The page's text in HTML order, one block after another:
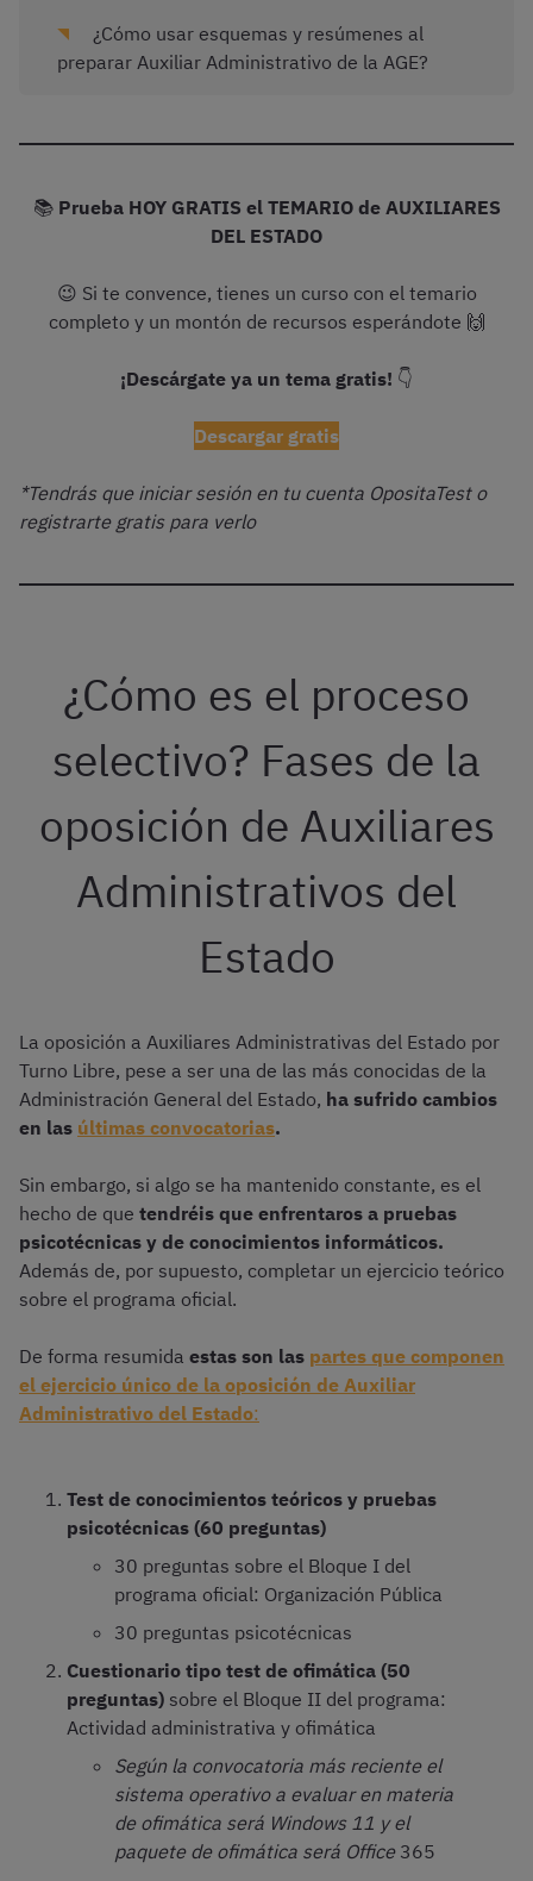
¿Cómo usar esquemas y resúmenes al
preparar Auxiliar Administrativo de la AGE?
📚 Prueba HOY GRATIS el TEMARIO de AUXILIARES
DEL ESTADO
😉 Si te convence, tienes un curso con el temario
completo y un montón de recursos esperándote 🙌
¡Descárgate ya un tema gratis! 👇
Descargar gratis
*Tendrás que iniciar sesión en tu cuenta OpositaTest o
registrarte gratis para verlo
¿Cómo es el proceso
selectivo? Fases de la
oposición de Auxiliares
Administrativos del
Estado
La oposición a Auxiliares Administrativas del Estado por
Turno Libre, pese a ser una de las más conocidas de la
Administración General del Estado, ha sufrido cambios
en las últimas convocatorias.
Sin embargo, si algo se ha mantenido constante, es el
hecho de que tendréis que enfrentaros a pruebas
psicotécnicas y de conocimientos informáticos.
Además de, por supuesto, completar un ejercicio teórico
sobre el programa oficial.
De forma resumida estas son las partes que componen
el ejercicio único de la oposición de Auxiliar
Administrativo del Estado:
Test de conocimientos teóricos y pruebas
psicotécnicas (60 preguntas)
30 preguntas sobre el Bloque I del
programa oficial: Organización Pública
30 preguntas psicotécnicas
Cuestionario tipo test de ofimática (50
preguntas) sobre el Bloque II del programa:
Actividad administrativa y ofimática
Según la convocatoria más reciente el
sistema operativo a evaluar en materia
de ofimática será Windows 11 y el
paquete de ofimática será Office 365